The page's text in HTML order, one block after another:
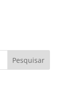
Pesquisar